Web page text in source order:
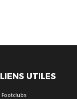
LIENS UTILES
Footclubs